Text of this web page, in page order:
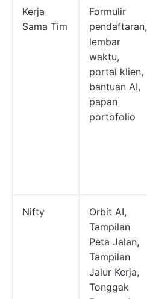
Kerja
Sama Tim
Formulir
pendaftaran,
lembar
waktu,
portal klien,
bantuan AI,
papan
portofolio
Nifty
Orbit AI,
Tampilan
Peta Jalan,
Tampilan
Jalur Kerja,
Tonggak